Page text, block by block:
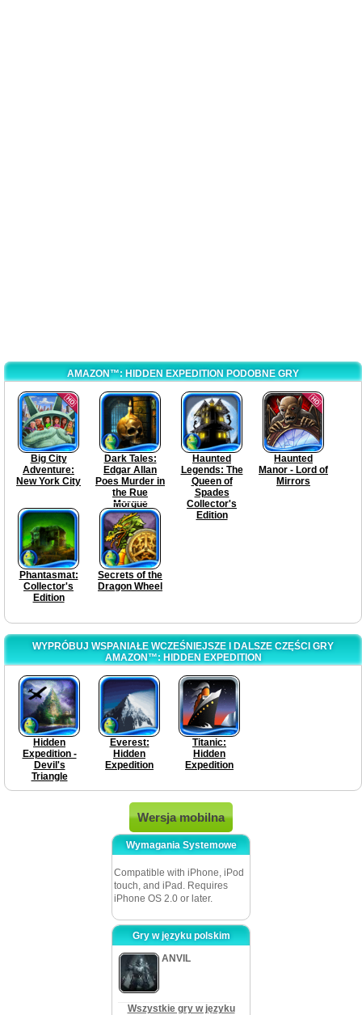
AMAZON™: HIDDEN EXPEDITION PODOBNE GRY
Big City
Adventure:
New York City
Dark Tales:
Edgar Allan
Poes Murder in
the Rue
Morgue
Collector's
Edition
Haunted
Legends: The
Queen of
Spades
Collector's
Edition
Haunted
Manor - Lord of
Mirrors
Phantasmat:
Collector's
Edition
Secrets of the
Dragon Wheel
WYPRÓBUJ WSPANIAŁE WCZEŚNIEJSZE I DALSZE CZĘŚCI GRY
AMAZON™: HIDDEN EXPEDITION
Hidden
Expedition -
Devil's
Triangle
Everest:
Hidden
Expedition
Titanic:
Hidden
Expedition
Wersja mobilna
Wymagania Systemowe
Compatible with iPhone, iPod
touch, and iPad. Requires
iPhone OS 2.0 or later.
Gry w języku polskim
ANVIL
Wszystkie gry w języku